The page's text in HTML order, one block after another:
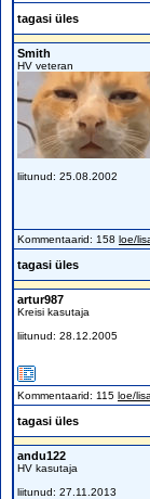
tagasi üles
Smith
HV veteran
liitunud: 25.08.2002
Kommentaarid: 158 loe/
tagasi üles
artur987
Kreisi kasutaja
liitunud: 28.12.2005
Kommentaarid: 115 loe/lisa
tagasi üles
andu122
HV kasutaja
liitunud: 27.11.2013